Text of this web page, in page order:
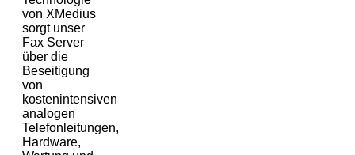
von XMedius
sorgt unser
Fax Server
über die
Beseitigung
von
kostenintensiven
analogen
Telefonleitungen,
Hardware,